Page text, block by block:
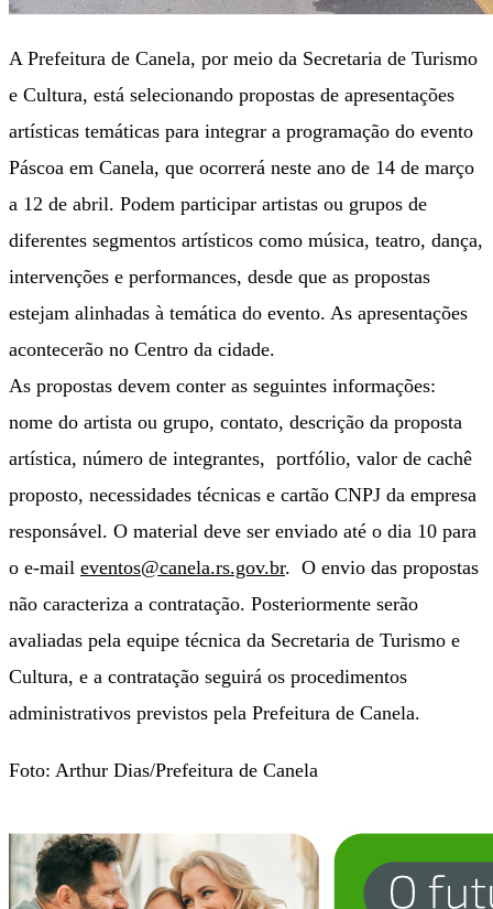
A Prefeitura de Canela, por meio da Secretaria de Turismo
e Cultura, está selecionando propostas de apresentações
artísticas temáticas para integrar a programação do evento
Páscoa em Canela, que ocorrerá neste ano de 14 de março
a 12 de abril. Podem participar artistas ou grupos de
diferentes segmentos artísticos como música, teatro, dança,
intervenções e performances, desde que as propostas
estejam alinhadas à temática do evento. As apresentações
acontecerão no Centro da cidade.
As propostas devem conter as seguintes informações:
nome do artista ou grupo, contato, descrição da proposta
artística, número de integrantes, portfólio, valor de cachê
proposto, necessidades técnicas e cartão CNPJ da empresa
responsável. O material deve ser enviado até o dia 10 para
o e-mail eventos@canela.rs.gov.br. O envio das propostas
não caracteriza a contratação. Posteriormente serão
avaliadas pela equipe técnica da Secretaria de Turismo e
Cultura, e a contratação seguirá os procedimentos
administrativos previstos pela Prefeitura de Canela.
Foto: Arthur Dias/Prefeitura de Canela